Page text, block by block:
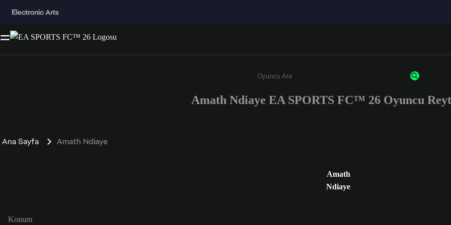
Enter a minimum of 3 characters or numbers
Amath Ndiaye EA SPORTS FC™ 26 Oyuncu
Ana Sayfa Amath Ndiaye
Amath
Ndiaye
Konum